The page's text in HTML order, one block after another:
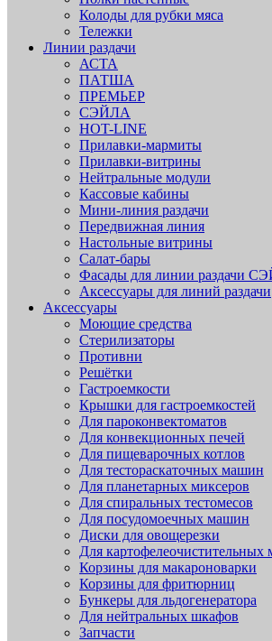
Колоды для рубки мяса
Тележки
Линии раздачи
АСТА
ПАТША
ПРЕМЬЕР
СЭЙЛА
HOT-LINE
Прилавки-мармиты
Прилавки-витрины
Нейтральные модули
Кассовые кабины
Мини-линия раздачи
Передвижная линия
Настольные витрины
Салат-бары
Фасады для линии раздачи
Аксессуары для линий раздачи
Аксессуары
Моющие средства
Стерилизаторы
Противни
Решётки
Гастроемкости
Крышки для гастроемкостей
Для пароконвектоматов
Для конвекционных печей
Для пищеварочных котлов
Для тестораскаточных машин
Для планетарных миксеров
Для спиральных тестомесов
Для посудомоечных машин
Диски для овощерезки
Для картофелеочистительных
Корзины для макароноварки
Корзины для фритюрниц
Бункеры для льдогенератора
Для нейтральных шкафов
Запчасти